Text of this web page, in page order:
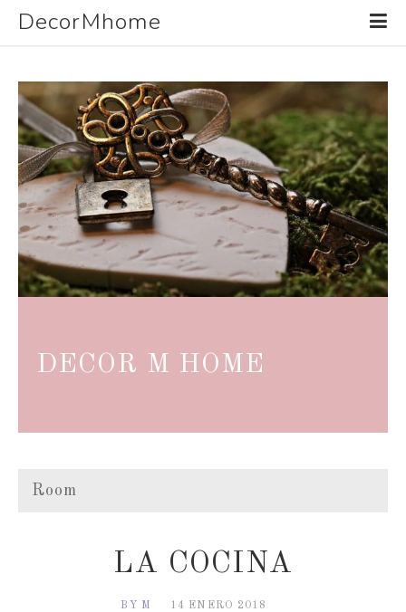
DecorMhome
DECOR M HOME
Room
LA COCINA
BY M 14 ENERO 2018